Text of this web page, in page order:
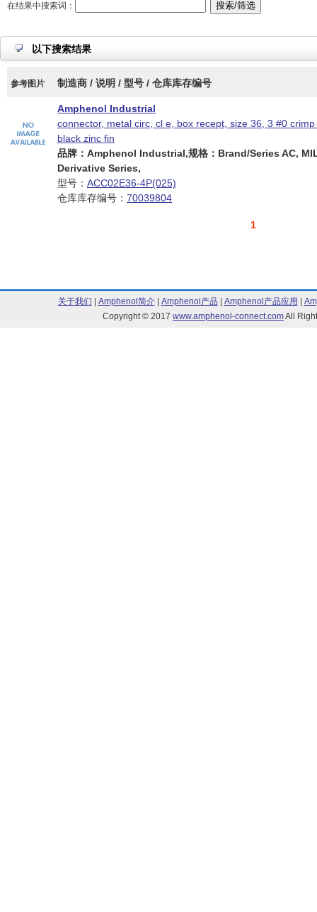
在结果中搜索词：
以下搜索结果
参考图片 制造商 / 说明 / 型号 / 仓库库存编号
Amphenol Industrial
connector, metal circ, cl e, box recept, size 36, 3 #0
black zinc fin
品牌：Amphenol Industrial,规格：Brand/Series AC,
Derivative Series,
型号： ACC02E36-4P(025)
仓库库存编号： 70039804
1
关于我们 Amphenol简介| Amphenol产品 Amphenol产品应用
Copyright © 2017 www.amphenol-connect.comAll